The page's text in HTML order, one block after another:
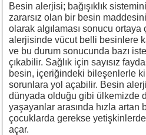
Besin alerjisi; bağışıklık
zararsız olan bir besin maddesini
olarak algılaması sonucu ortaya
alerjisinde vücut belli besinlere
ve bu durum sonucunda bazı
çıkabilir. Sağlık için sayısız
besin, içeriğindeki bileşenlerle
sorunlara yol açabilir. Besin
dünyada olduğu gibi ülkemizde
yaşayanlar arasında hızla artan
çocuklarda gerekse
açar.